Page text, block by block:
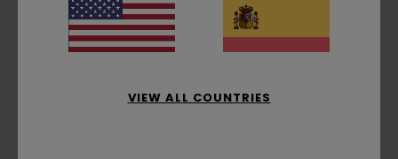
Etiqueta rectangular en el lateral
Composición[Tejido principal] 100% algodón
VIEW ALL COUNTRIES